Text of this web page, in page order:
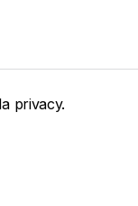
privacy.